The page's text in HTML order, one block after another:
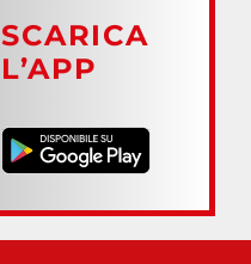
SCARICA
L’APP